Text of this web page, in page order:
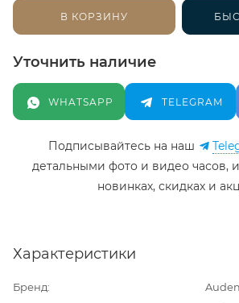
В КОРЗИНУ
Уточнить наличие
WHATSAPP TELEGRAM
Подписывайтесь на наш
детальными фото и видео часов,
новинках, скидках и
Характеристики
Бренд